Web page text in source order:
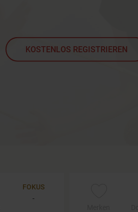
KOSTENLOS REGISTRIEREN
FOKUS
-